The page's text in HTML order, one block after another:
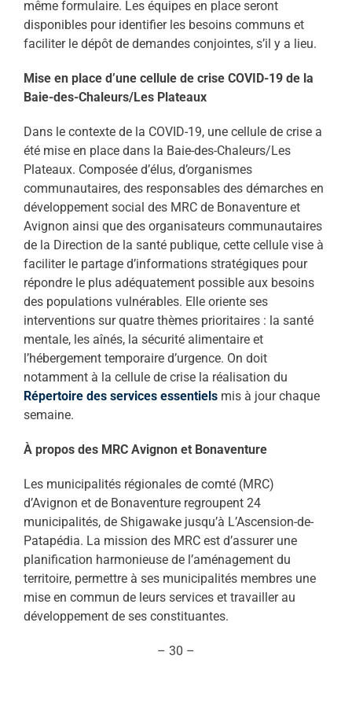
même formulaire. Les équipes en place seront
disponibles pour identifier les besoins communs et
faciliter le dépôt de demandes conjointes, s’il y a lieu.
Mise en place d’une cellule de crise COVID-19 de la
Baie-des-Chaleurs/Les Plateaux
Dans le contexte de la COVID-19, une cellule de crise a
été mise en place dans la Baie-des-Chaleurs/Les
Plateaux. Composée d’élus, d’organismes
communautaires, des responsables des démarches en
développement social des MRC de Bonaventure et
Avignon ainsi que des organisateurs communautaires
de la Direction de la santé publique, cette cellule vise à
faciliter le partage d’informations stratégiques pour
répondre le plus adéquatement possible aux besoins
des populations vulnérables. Elle oriente ses
interventions sur quatre thèmes prioritaires : la santé
mentale, les aînés, la sécurité alimentaire et
l’hébergement temporaire d’urgence. On doit
notamment à la cellule de crise la réalisation du
Répertoire des services essentielsmis à jour chaque
semaine.
À propos des MRC Avignon et Bonaventure
Les municipalités régionales de comté (MRC)
d’Avignon et de Bonaventure regroupent 24
municipalités, de Shigawake jusqu’à L’Ascension-de-
Patapédia. La mission des MRC est d’assurer une
planification harmonieuse de l’aménagement du
territoire, permettre à ses municipalités membres une
mise en commun de leurs services et travailler au
développement de ses constituantes.
– 30 –